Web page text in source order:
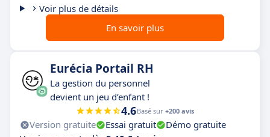
Voir plus de détails
En savoir plus
Eurécia Portail RH
La gestion du personnel
devient un jeu d’enfant !
4.6Basé sur +200 avis
Version gratuite Essai gratuit
Démo gratuite